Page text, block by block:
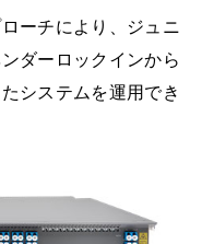
ーチにより、ジュニ
ダーロックインから
システムを運用でき